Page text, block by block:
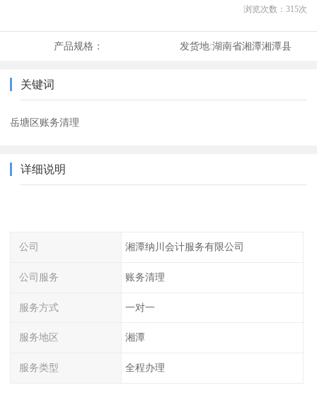
浏览次数： 315次
产品规格： 发货地:湖南省湘潭湘潭县
关键词
岳塘区账务清理
详细说明
公司 湘潭纳川会计服务有限公司
公司服务 账务清理
服务方式 一对一
服务地区 湘潭
服务类型 全程办理